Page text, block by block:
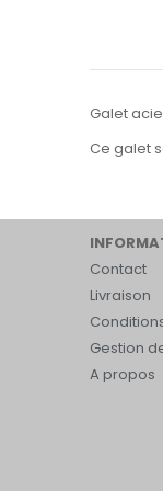
Galet
Ce galet
Contact
Livraison
Gestion
A propos